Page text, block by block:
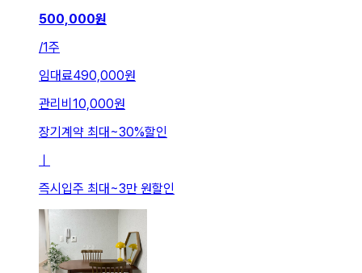
500,000원
/1주
임대료490,000원
관리비 10,000원
장기계약 최대 ~30%할인
즉시입주 최대 ~3만 원할인